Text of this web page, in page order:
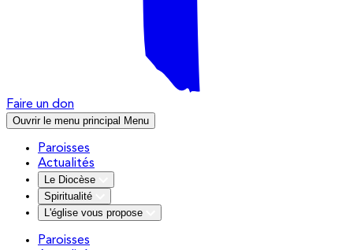
Faire un don
Ouvrir le menu principal Menu
Paroisses
Actualités
Le Diocèse
Spiritualité
L'église vous propose
Paroisses